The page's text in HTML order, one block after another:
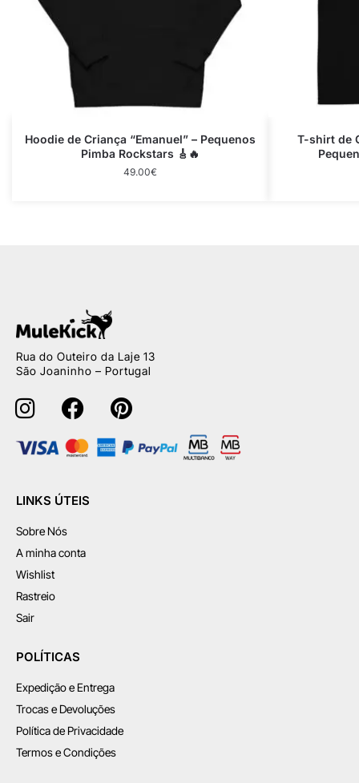
Hoodie de Criança “Emanuel” – Pequenos
Pimba Rockstars 🎸🔥
49.00€
T-shirt de
Rua do Outeiro da Laje 13
São Joaninho – Portugal
LINKS ÚTEIS
Sobre Nós
A minha conta
Wishlist
Rastreio
Sair
POLÍTICAS
Expedição e Entrega
Trocas e Devoluções
Política de Privacidade
Termos e Condições